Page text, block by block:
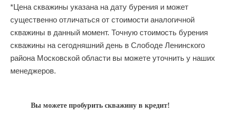
*Цена скважины указана на дату бурения и может
существенно отличаться от стоимости аналогичной
скважины в данный момент. Точную стоимость бурения
скважины на сегодняшний день в Слободе Ленинского
района Московской области вы можете уточнить у наших
менеджеров.
Вы можете пробурить скважину в кредит!